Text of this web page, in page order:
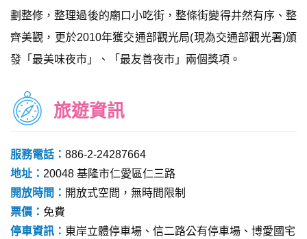
劃整修，整理過後的廟口小吃街，整條街變得井然有序、整
齊美觀，更於2010年獲交通部觀光局(現為交通部觀光署)頒
發「最美味夜市」、「最友善夜市」兩個獎項。
旅遊資訊
服務電話： 886-2-24287664
地址： 20048 基隆市仁愛區仁三路
開放時間： 開放式空間，無時間限制
票價： 免費
停車資訊： 東岸立體停車場、信二路公有停車場、博愛國宅